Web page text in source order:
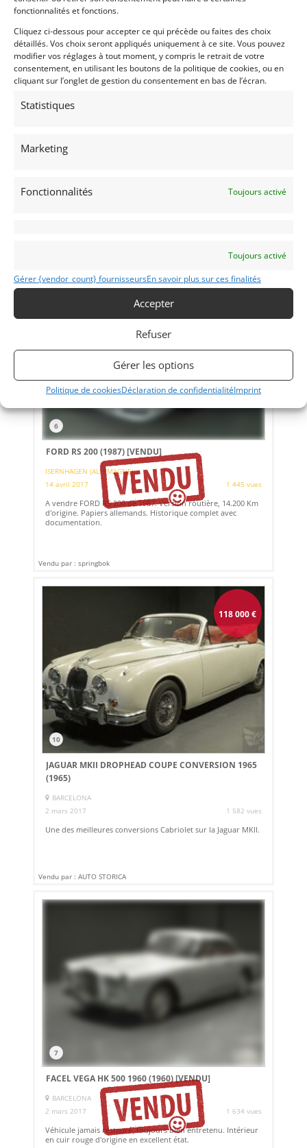
fonctionnalités et fonctions.
Cliquez ci-dessous pour accepter ce qui précède ou faites des choix
détaillés. Vos choix seront appliqués uniquement à ce site. Vous pouvez
modifier vos réglages à tout moment, y compris le retrait de votre
consentement, en utilisant les boutons de la politique de cookies, ou en
cliquant sur l’onglet de gestion du consentement en bas de l’écran.
Statistiques
Marketing
Fonctionnalités Toujours activé
Toujours activé
Gérer {vendor_count} fournisseursEn savoir plus sur ces finalités
Accepter
Refuser
Gérer les options
Politique de cookiesDéclaration de confidentialitéImprint
5
(75) PARIS
V8 4.L. Import US, jantes 17", radars de recul, sièges
électriques à mémoire, boîte automatique, très bel état
6
FORD RS 200 (1987)[VENDU]
ISERNHAGEN (ALLEMAGNE)
14 avril 2017
1 445 vues
A vendre FORD RS 200 de 1987. Version routière, 14.200 Km
d'origine. Papiers allemands. Historique complet avec
documentation.
Vendu par : springbok
118 000€
10
JAGUAR MKII DROPHEAD COUPE CONVERSION 1965
(1965)
BARCELONA
2 mars 2017
1 582 vues
Une des meilleures conversions Cabriolet sur la Jaguar MKII.
Vendu par : AUTO STORICA
7
FACEL VEGA HK 500 1960 (1960)[VENDU]
BARCELONA
2 mars 2017
1 634 vues
Véhicule jamais restauré, toujours bien entretenu. Intérieur
en cuir rouge d'origine en excellent état.